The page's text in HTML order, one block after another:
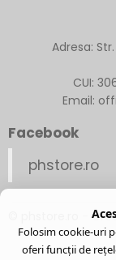
Adresa:
CUI:
Email:
Facebook
phstore.ro
-
Folosim cookie-uri
oferi funcții de